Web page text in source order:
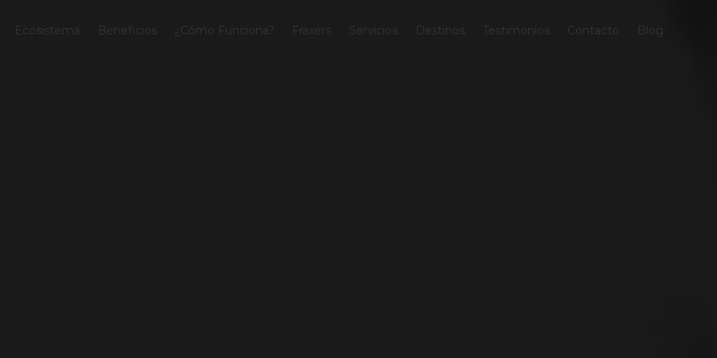
Ecosistema Beneficios ¿Cómo Funciona? Fraxers Servicios Destinos Testimonios Contacto Blog